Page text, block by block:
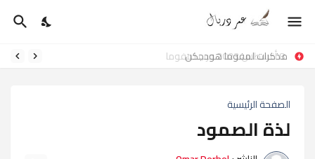
مذكرات لمفوما هودجكن
الصفحة الرئيسية
لذة الصمود